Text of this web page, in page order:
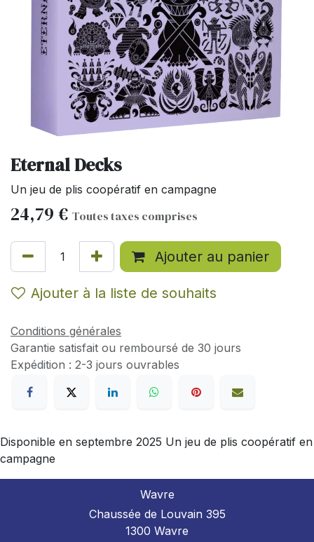
Eternal Decks
Un jeu de plis coopératif en campagne
24,79 € Toutes taxes comprises
Ajouter au panier
Ajouter à la liste de souhaits
Conditions générales
Garantie satisfait ou remboursé de 30 jours
Expédition : 2-3 jours ouvrables
Disponible en septembre 2025 Un jeu de plis coopératif en
campagne
Wavre
Chaussée de Louvain 395
1300 Wavre